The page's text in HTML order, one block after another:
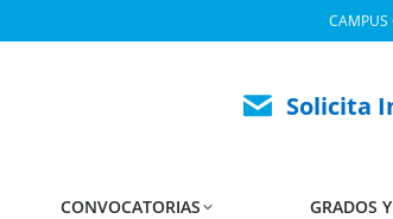
CAMPUS
Solicita
CONVOCATORIAS GRADOS